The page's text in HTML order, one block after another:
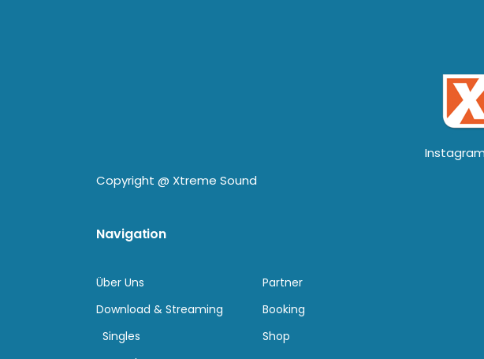
Copyright @ Xtreme Sound
Navigation
Über Uns
Download & Streaming
Singles
Partner
Booking
Shop